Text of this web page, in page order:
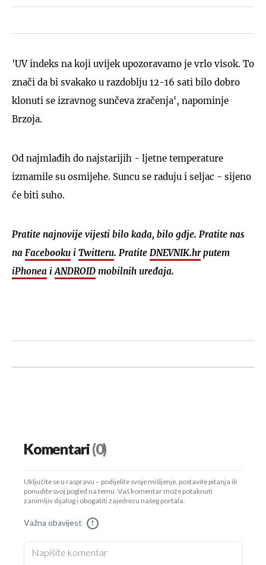
'UV indeks na koji uvijek upozoravamo je vrlo visok. To
znači da bi svakako u razdoblju 12-16 sati bilo dobro
klonuti se izravnog sunčeva zračenja', napominje
Brzoja.
Od najmlađih do najstarijih - ljetne temperature
izmamile su osmijehe. Suncu se raduju i seljac - sijeno
će biti suho.
Pratite najnovije vijesti bilo kada, bilo gdje. Pratite nas
na Facebooku i Twitteru. Pratite DNEVNIK.hrputem
iPhonea i ANDROID mobilnih uređaja.
Komentari(0)
Uključite se u raspravu – podijelite svoje mišljenje, postavite pitanja ili
ponudite svoj pogled na temu. Vaš komentar može potaknuti
zanimljiv dijalog i obogatiti zajednicu našeg portala.
Važna obavijest !